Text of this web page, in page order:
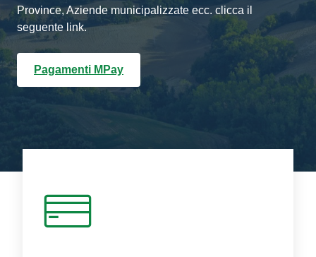
Province, Aziende municipalizzate ecc. clicca il
seguente link.
Pagamenti MPay